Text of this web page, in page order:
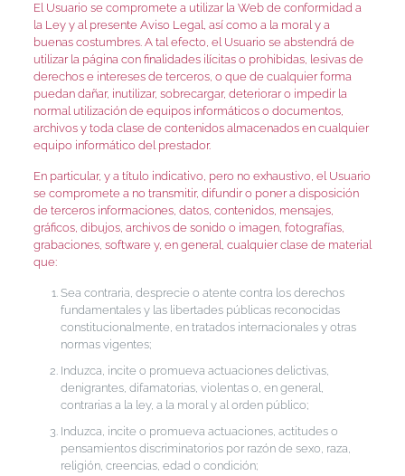
El Usuario se compromete a utilizar la Web de conformidad a
la Ley y al presente Aviso Legal, así como a la moral y a
buenas costumbres. A tal efecto, el Usuario se abstendrá de
utilizar la página con finalidades ilícitas o prohibidas, lesivas de
derechos e intereses de terceros, o que de cualquier forma
puedan dañar, inutilizar, sobrecargar, deteriorar o impedir la
normal utilización de equipos informáticos o documentos,
archivos y toda clase de contenidos almacenados en cualquier
equipo informático del prestador.
En particular, y a título indicativo, pero no exhaustivo, el Usuario
se compromete a no transmitir, difundir o poner a disposición
de terceros informaciones, datos, contenidos, mensajes,
gráficos, dibujos, archivos de sonido o imagen, fotografías,
grabaciones, software y, en general, cualquier clase de material
que:
Sea contraria, desprecie o atente contra los derechos
fundamentales y las libertades públicas reconocidas
constitucionalmente, en tratados internacionales y otras
normas vigentes;
Induzca, incite o promueva actuaciones delictivas,
denigrantes, difamatorias, violentas o, en general,
contrarias a la ley, a la moral y al orden público;
Induzca, incite o promueva actuaciones, actitudes o
pensamientos discriminatorios por razón de sexo, raza,
religión, creencias, edad o condición;